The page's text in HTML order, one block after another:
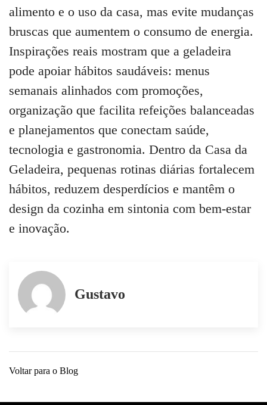
alimento e o uso da casa, mas evite mudanças
bruscas que aumentem o consumo de energia.
Inspirações reais mostram que a geladeira
pode apoiar hábitos saudáveis: menus
semanais alinhados com promoções,
organização que facilita refeições balanceadas
e planejamentos que conectam saúde,
tecnologia e gastronomia. Dentro da Casa da
Geladeira, pequenas rotinas diárias fortalecem
hábitos, reduzem desperdícios e mantêm o
design da cozinha em sintonia com bem-estar
e inovação.
Gustavo
Voltar para o Blog